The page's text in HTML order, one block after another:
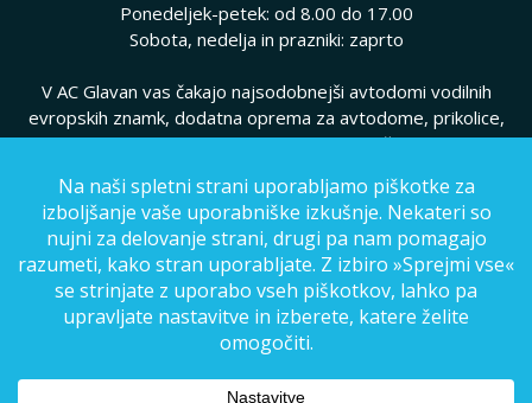
Ponedeljek-petek: od 8.00 do 17.00
Sobota, nedelja in prazniki: zaprto
V AC Glavan vas čakajo najsodobnejši avtodomi vodilnih
evropskih znamk, dodatna oprema za avtodome, prikolice,
hkrati pa vam ponujamo kvaliteten servis vaših avtodomov.
Pogoji poslovanja|Politika zasebnosti